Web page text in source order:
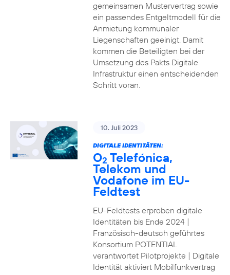
gemeinsamen Mustervertrag sowie
ein passendes Entgeltmodell für die
Anmietung kommunaler
Liegenschaften geeinigt. Damit
kommen die Beteiligten bei der
Umsetzung des Pakts Digitale
Infrastruktur einen entscheidenden
Schritt voran.
10. Juli 2023
DIGITALE IDENTITÄTEN:
O2 Telefónica,
Telekom und
Vodafone im EU-
Feldtest
EU-Feldtests erproben digitale
Identitäten bis Ende 2024 |
Französisch-deutsch geführtes
Konsortium POTENTIAL
verantwortet Pilotprojekte | Digitale
Identität aktiviert Mobilfunkvertrag